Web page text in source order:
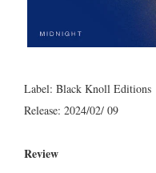
Label: Black Knoll Editions
Release: 2024/02/ 09
Review